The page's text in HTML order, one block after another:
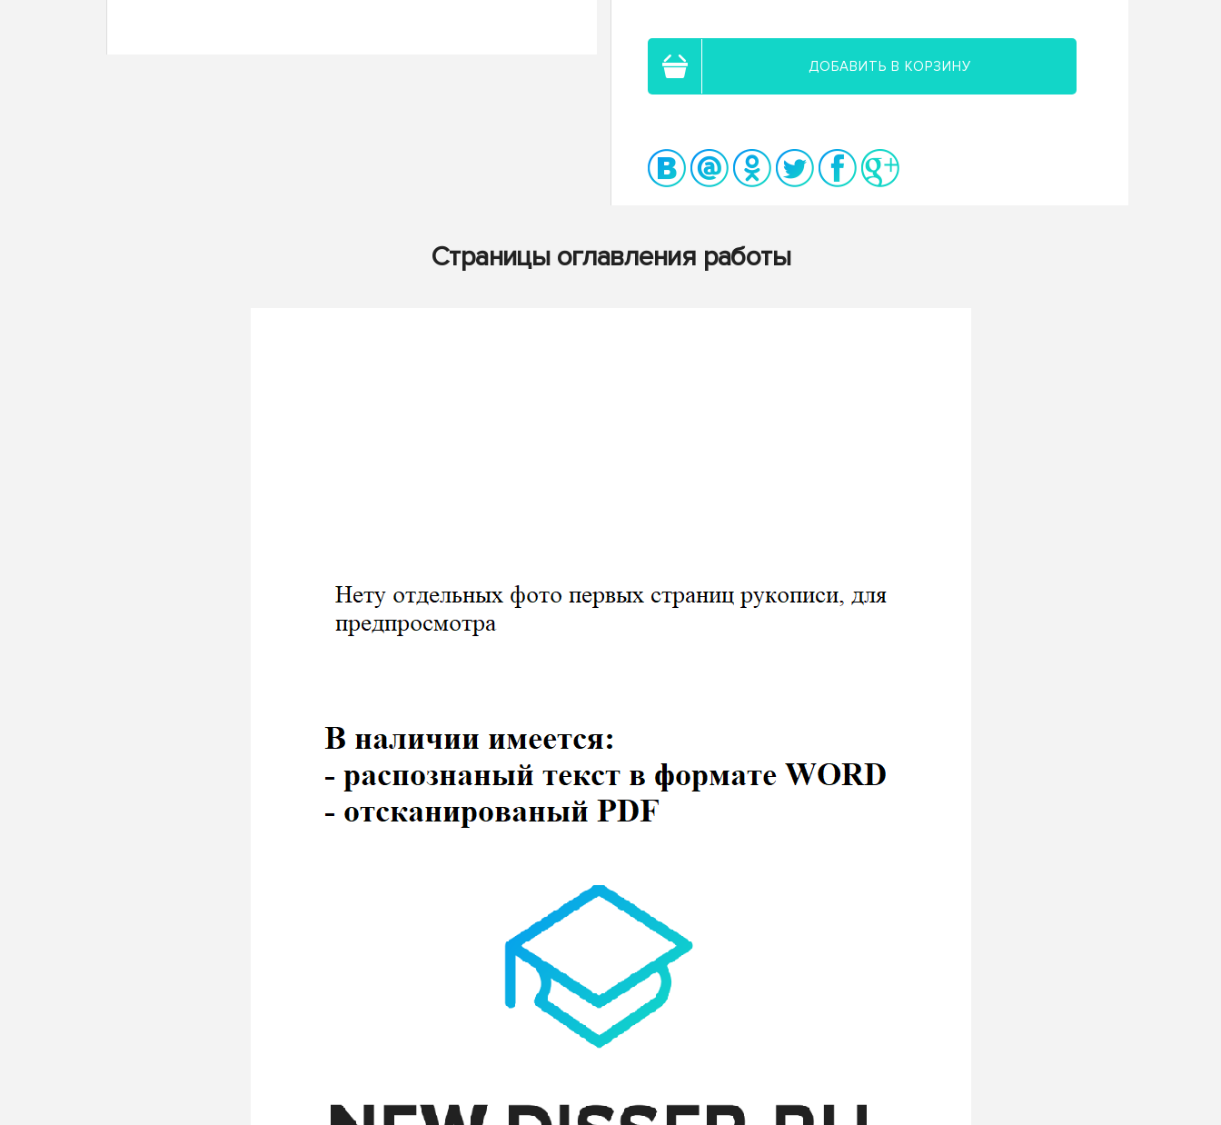
ДОБАВИТЬ В КОРЗИНУ
Страницы оглавления работы